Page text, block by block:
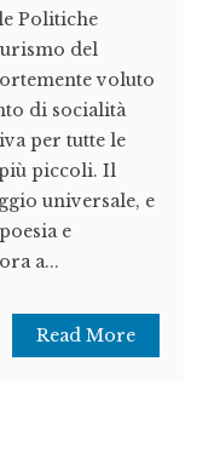
Politiche
del
voluto
di socialità
per tutte le
piccoli. Il
universale, e
e
a...
Read More